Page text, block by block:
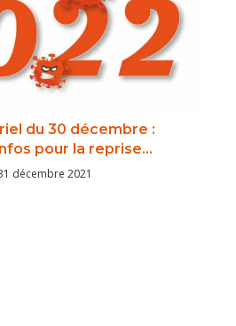
du 30 décembre :
pour la reprise…
décembre 2021